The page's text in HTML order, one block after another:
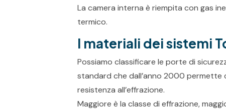
La camera interna è riempita con gas
termico.
I materiali dei sistemi
Possiamo classificare le porte di
standard che dall’anno 2000
resistenza all’effrazione.
Maggiore è la classe di effrazione,